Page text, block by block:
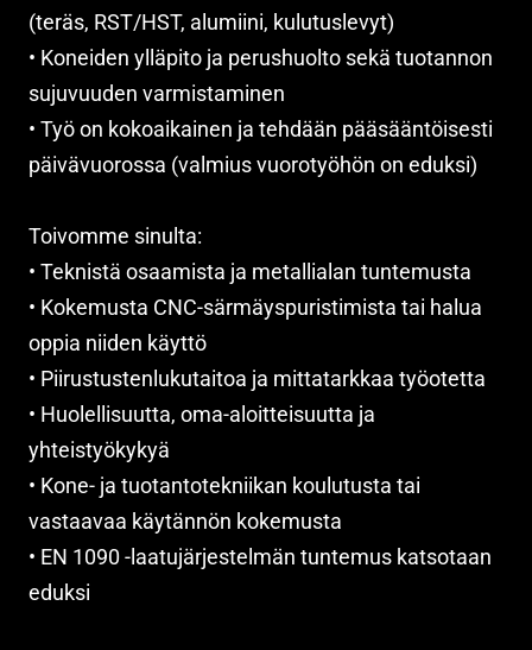
(teräs, RST/HST, alumiini, kulutuslevyt)
• Koneiden ylläpito ja perushuolto sekä tuotannon
sujuvuuden varmistaminen
• Työ on kokoaikainen ja tehdään pääsääntöisesti
päivävuorossa (valmius vuorotyöhön on eduksi)
Toivomme sinulta:
• Teknistä osaamista ja metallialan tuntemusta
• Kokemusta CNC-särmäyspuristimista tai halua
oppia niiden käyttö
• Piirustustenlukutaitoa ja mittatarkkaa työotetta
• Huolellisuutta, oma-aloitteisuutta ja
yhteistyökykyä
• Kone- ja tuotantotekniikan koulutusta tai
vastaavaa käytännön kokemusta
• EN 1090 -laatujärjestelmän tuntemus katsotaan
eduksi